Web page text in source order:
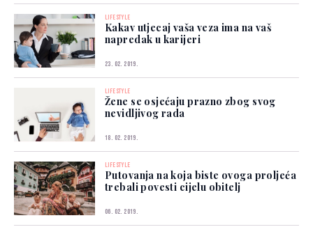
LIFESTYLE
Kakav utjecaj vaša veza ima na vaš
napredak u karijeri
23. 02. 2019.
LIFESTYLE
Žene se osjećaju prazno zbog svog
nevidljivog rada
18. 02. 2019.
LIFESTYLE
Putovanja na koja biste ovoga proljeća
trebali povesti cijelu obitelj
06. 02. 2019.